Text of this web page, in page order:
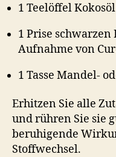
1 Teelöffel Kokosöl
1 Prise
Aufnahme von
1 Tasse Mandel-
Erhitzen Sie alle
und rühren Sie sie
beruhigende
Stoffwechsel.